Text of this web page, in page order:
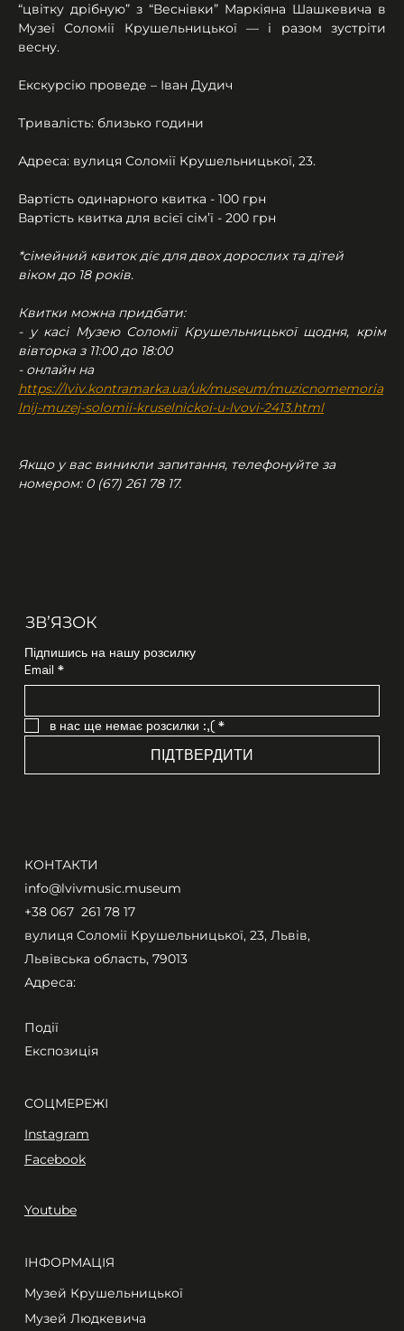
“цвітку дрібную” з “Веснівки” Маркіяна Шашкевича в
Музеї Соломії Крушельницької — і разом зустріти
весну.
Екскурсію проведе – Іван Дудич
Тривалість: близько години
Адреса: вулиця Соломії Крушельницької, 23.
Вартість одинарного квитка - 100 грн
Вартість квитка для всієї сім’ї - 200 грн
*сімейний квиток діє для двох дорослих та дітей
віком до 18 років.
Квитки можна придбати:
- у касі Музею Соломії Крушельницької щодня, крім
вівторка з 11:00 до 18:00
- онлайн на
https://lviv.kontramarka.ua/uk/museum/muzicnomemoria
lnij-muzej-solomii-kruselnickoi-u-lvovi-2413.html
Якщо у вас виникли запитання, телефонуйте за
номером: 0 (67) 261 78 17.
ЗВʼЯЗОК
Підпишись на нашу розсилку
Email *
в нас ще немає розсилки :,( *
ПІДТВЕРДИТИ
Події
Експозиція
СОЦМЕРЕЖІ
Instagram
Facebook
Youtube
ІНФОРМАЦІЯ
Музей Крушельницької
Музей Людкевича
КОНТАКТИ
info@lvivmusic.museum
+38 067 261 78 17​
Адреса:
вулиця Соломії Крушельницької, 23, Львів,
Львівська область, 79013